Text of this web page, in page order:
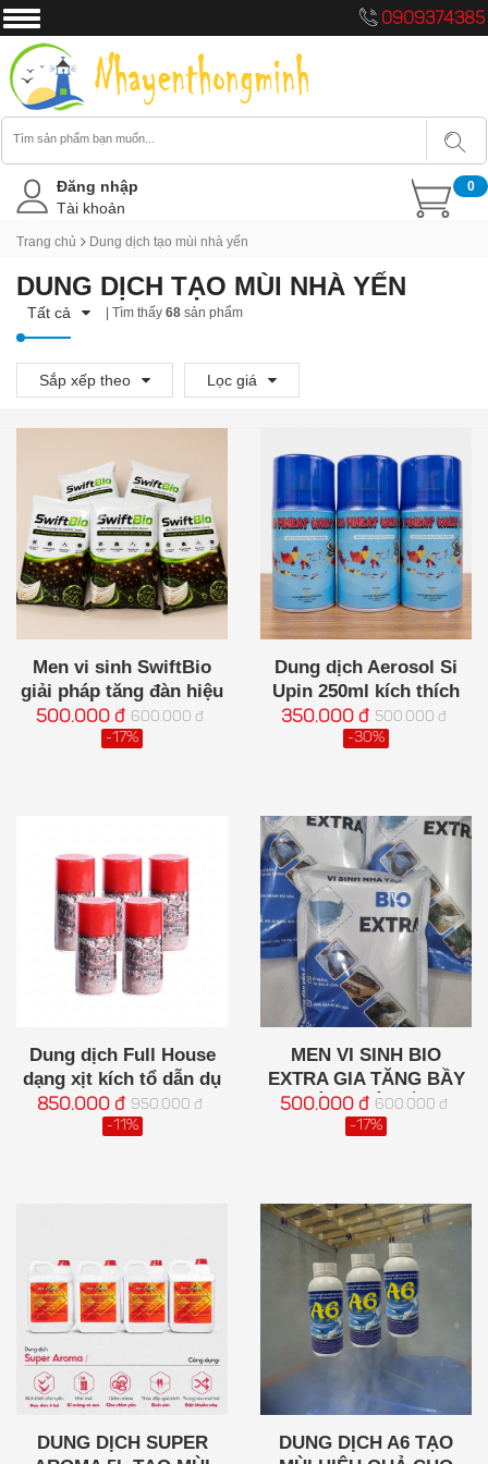
0909374385
0
Đăng nhập
Tài khoản
Trang chủ Dung dịch tạo mùi nhà yến
DUNG DỊCH TẠO MÙI NHÀ YẾN
Tất cả | Tìm thấy 68 sản phẩm
Sắp xếp theo Lọc giá
Men vi sinh SwiftBio
giải pháp tăng đàn hiệu
quả cho nhà yến
500.000 đ 600.000 đ
-17%
Dung dịch Aerosol Si
Upin 250ml kích thích
bắt cặp làm tổ, tăng
bầy đàn
350.000 đ 500.000 đ
-30%
Dung dịch Full House
dạng xịt kích tổ dẫn dụ
tăng bầy đàn hiệu quả
850.000 đ 950.000 đ
-11%
MEN VI SINH BIO
EXTRA GIA TĂNG BẦY
ĐÀN NHÀ YẾN
500.000 đ 600.000 đ
-17%
DUNG DỊCH SUPER
DUNG DỊCH A6 TẠO